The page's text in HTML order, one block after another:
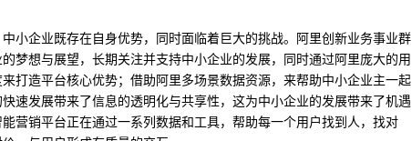
小企业既存在自身优势，同时面临着巨大的挑战。阿里创新业务事业群
梦想与展望，长期关注并支持中小企业的发展，同时通过阿里庞大的用
打造平台核心优势；借助阿里多场景数据资源，来帮助中小企业主一起
速发展带来了信息的透明化与共享性，这为中小企业的发展带来了机遇
营销平台正在通过一系列数据和工具，帮助每一个用户找到人，找对